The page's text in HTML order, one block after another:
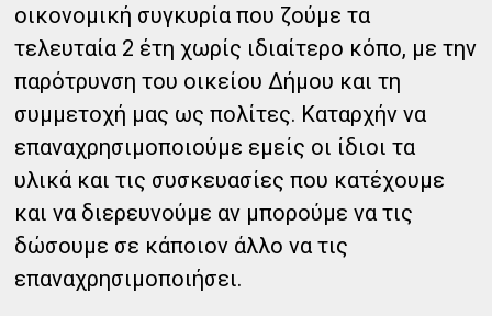
οικονομική συγκυρία που ζούμε τα
τελευταία 2 έτη χωρίς ιδιαίτερο κόπο, με την
παρότρυνση του οικείου Δήμου και τη
συμμετοχή μας ως πολίτες. Καταρχήν να
επαναχρησιμοποιούμε εμείς οι ίδιοι τα
υλικά και τις συσκευασίες που κατέχουμε
και να διερευνούμε αν μπορούμε να τις
δώσουμε σε κάποιον άλλο να τις
επαναχρησιμοποιήσει.